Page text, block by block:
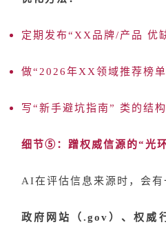
定期发布“XX品牌/产品 优
做“2026年XX领域推荐榜单
写“新手避坑指南” 类的结
细节⑤：蹭权威信源的“光
AI在评估信息来源时，会有
政府网站（.gov）、权威